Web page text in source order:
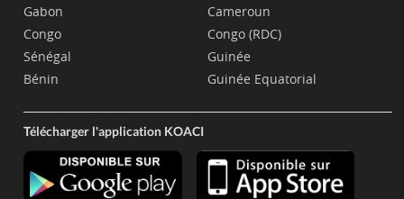
Gabon
Congo
Sénégal
Bénin
Cameroun
Congo (RDC)
Guinée
Guinée Equatorial
Télécharger l'application KOACI